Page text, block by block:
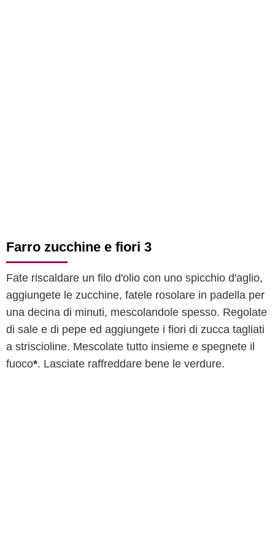
Farro zucchine e fiori 3
Fate riscaldare un filo d'olio con uno spicchio d'aglio,
aggiungete le zucchine, fatele rosolare in padella per
una decina di minuti, mescolandole spesso. Regolate
di sale e di pepe ed aggiungete i fiori di zucca tagliati
a striscioline. Mescolate tutto insieme e spegnete il
fuoco*. Lasciate raffreddare bene le verdure.